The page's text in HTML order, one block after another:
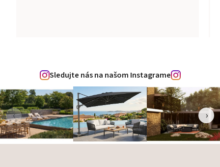
Sledujte nás na našom Instagrame
‹ ›